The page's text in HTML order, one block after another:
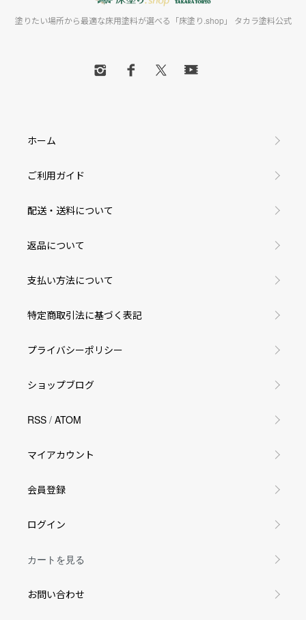
塗りたい場所から最適な床用塗料が選べる「床塗り.shop」 タカラ塗料公式
ホーム
ご利用ガイド
配送・送料について
返品について
支払い方法について
特定商取引法に基づく表記
プライバシーポリシー
ショップブログ
RSS / ATOM
マイアカウント
会員登録
ログイン
カートを見る
お問い合わせ